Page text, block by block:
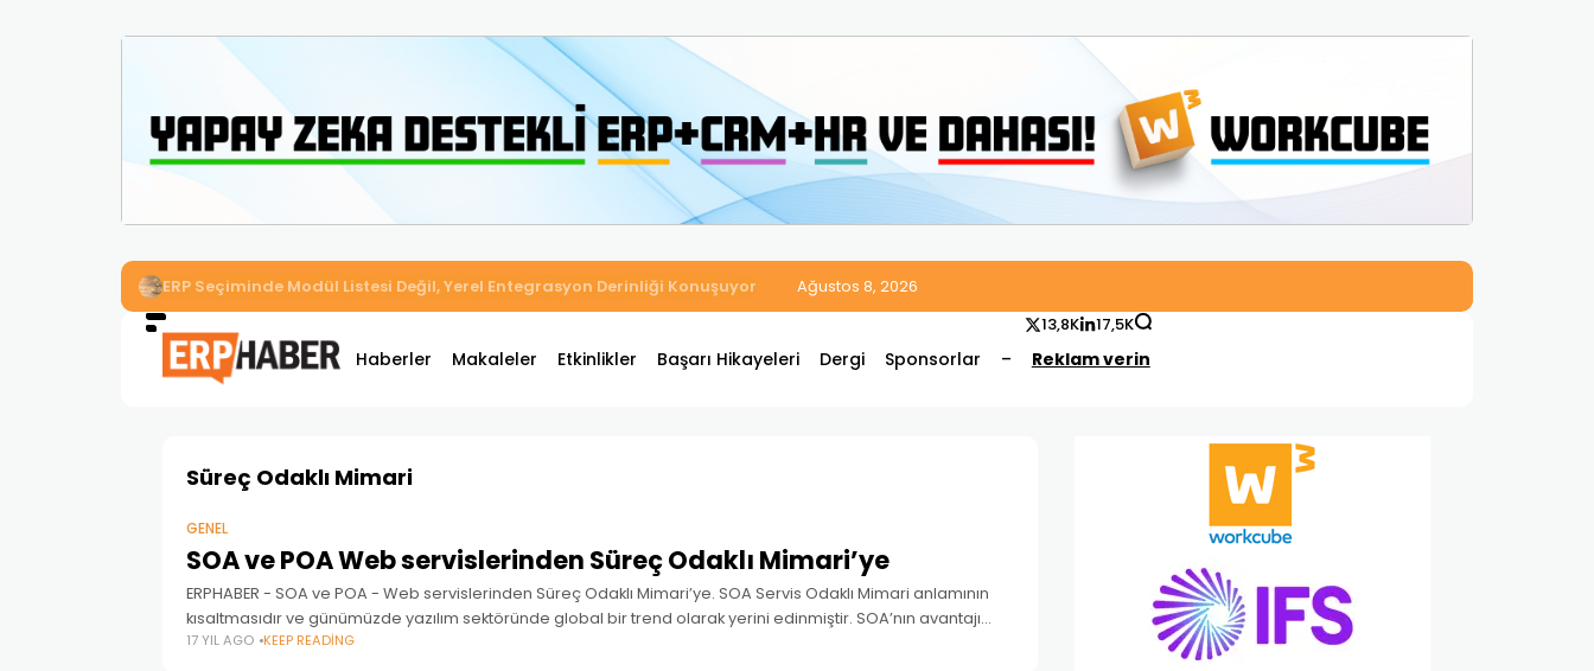
İkizler Aydınlatma, Workcube ERP ile Üretim, Satış ve Muhasebe Süreçlerini Tek Platformda Birleştirdi
Ağustos 8, 2026
Haberler Makaleler Etkinlikler Başarı Hikayeleri Dergi Sponsorlar – Reklam verin
13,8K 17,5K
Süreç Odaklı Mimari
GENEL
SOA ve POA Web servislerinden Süreç Odaklı Mimari’ye
ERPHABER - SOA ve POA - Web servislerinden Süreç Odaklı Mimari’ye. SOA Servis Odaklı Mimari anlamının
kısaltmasıdır ve günümüzde yazılım sektöründe global bir trend olarak yerini edinmiştir. SOA’nın avantajı
dağıtılmış
17 YIL AGO KEEP READING